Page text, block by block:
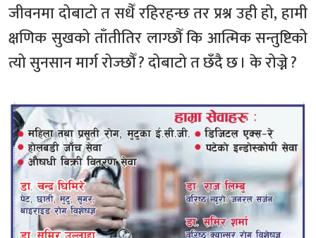
जीवनमा दोबाटो त सधैँ रहिरहन्छ तर प्रश्न उही हो, हामी
क्षणिक सुखको ताँतीतिर लाग्छौँ कि आत्मिक सन्तुष्टिको
त्यो सुनसान मार्ग रोज्छौँ ? दोबाटो त छँदै छ । के रोज्ने ?